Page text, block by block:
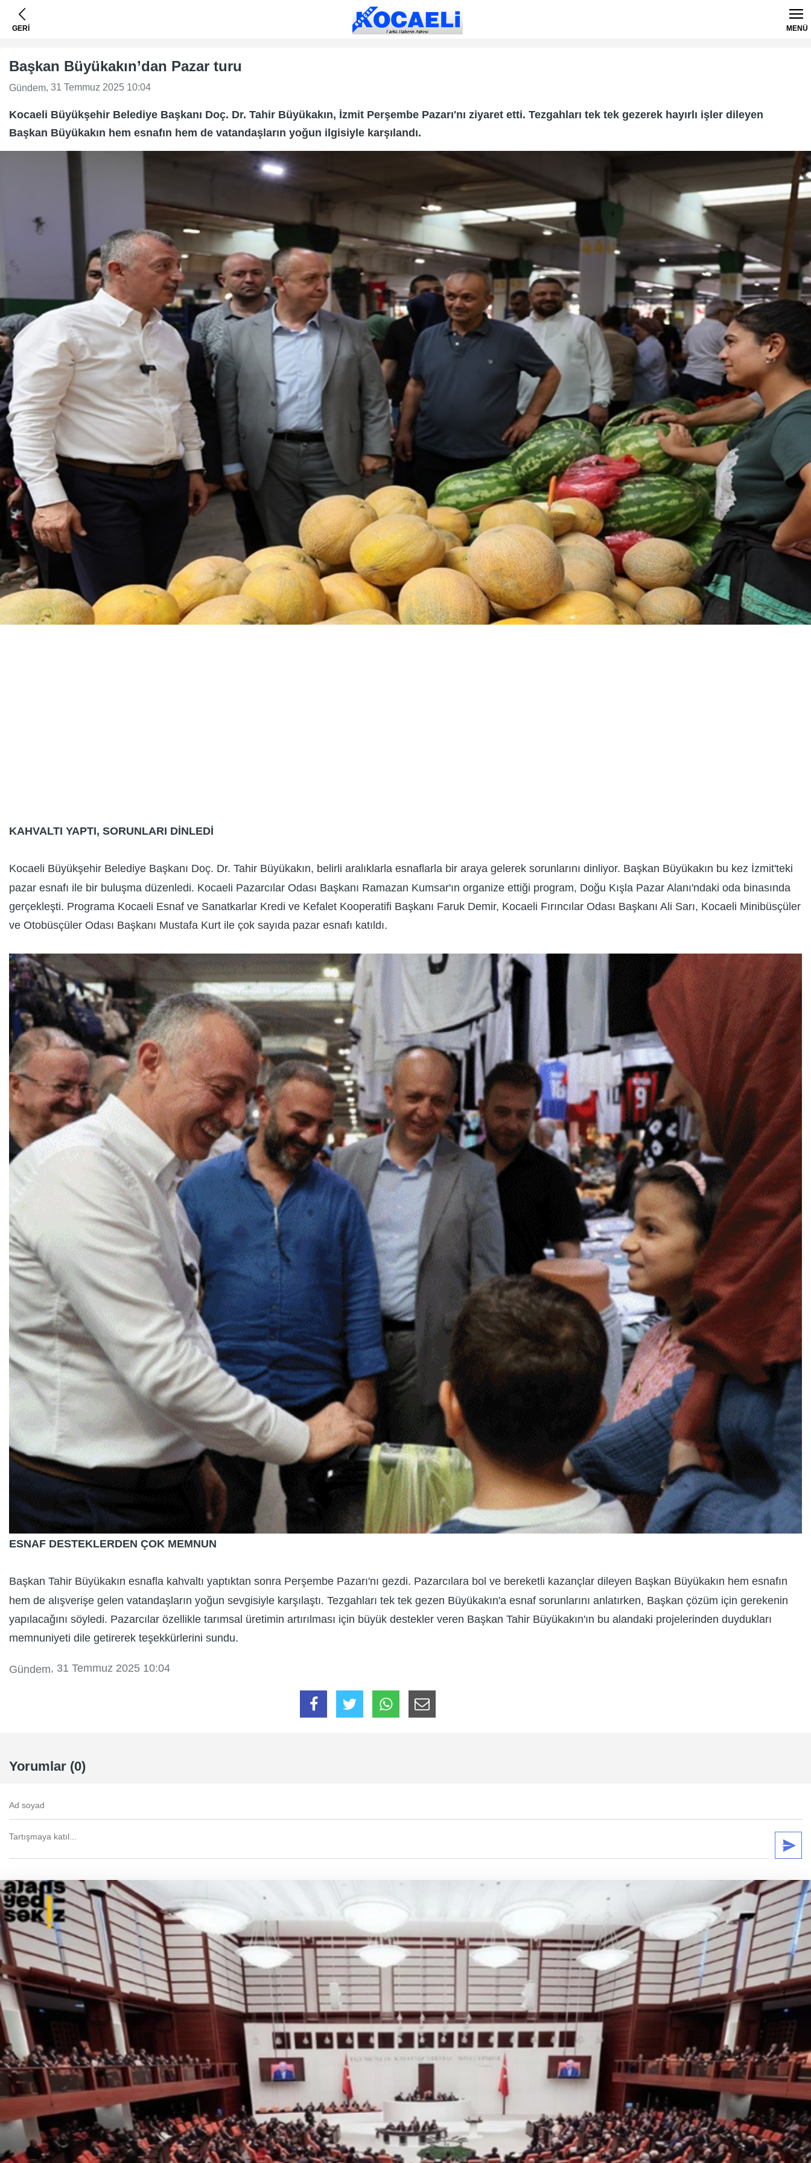
GERİ MENÜ
Başkan Büyükakın’dan Pazar turu
Gündem, 31 Temmuz 2025 10:04
Kocaeli Büyükşehir Belediye Başkanı Doç. Dr. Tahir Büyükakın, İzmit Perşembe Pazarı'nı ziyaret etti. Tezgahları tek tek gezerek hayırlı işler dileyen
Başkan Büyükakın hem esnafın hem de vatandaşların yoğun ilgisiyle karşılandı.
KAHVALTI YAPTI, SORUNLARI DİNLEDİ
Kocaeli Büyükşehir Belediye Başkanı Doç. Dr. Tahir Büyükakın, belirli aralıklarla esnaflarla bir araya gelerek sorunlarını dinliyor. Başkan Büyükakın bu kez İzmit'teki
pazar esnafı ile bir buluşma düzenledi. Kocaeli Pazarcılar Odası Başkanı Ramazan Kumsar'ın organize ettiği program, Doğu Kışla Pazar Alanı'ndaki oda binasında
gerçekleşti. Programa Kocaeli Esnaf ve Sanatkarlar Kredi ve Kefalet Kooperatifi Başkanı Faruk Demir, Kocaeli Fırıncılar Odası Başkanı Ali Sarı, Kocaeli Minibüsçüler
ve Otobüsçüler Odası Başkanı Mustafa Kurt ile çok sayıda pazar esnafı katıldı.
ESNAF DESTEKLERDEN ÇOK MEMNUN
Başkan Tahir Büyükakın esnafla kahvaltı yaptıktan sonra Perşembe Pazarı'nı gezdi. Pazarcılara bol ve bereketli kazançlar dileyen Başkan Büyükakın hem esnafın
hem de alışverişe gelen vatandaşların yoğun sevgisiyle karşılaştı. Tezgahları tek tek gezen Büyükakın'a esnaf sorunlarını anlatırken, Başkan çözüm için gerekenin
yapılacağını söyledi. Pazarcılar özellikle tarımsal üretimin artırılması için büyük destekler veren Başkan Tahir Büyükakın'ın bu alandaki projelerinden duydukları
memnuniyeti dile getirerek teşekkürlerini sundu.
Gündem, 31 Temmuz 2025 10:04
Yorumlar (0)